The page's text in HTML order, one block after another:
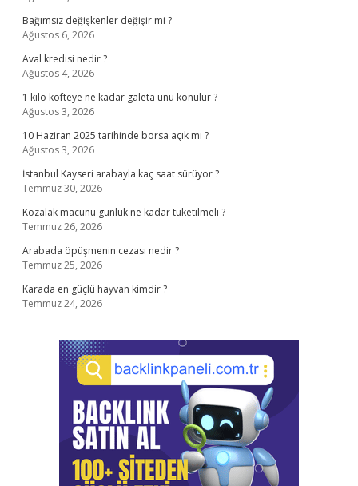
Bağımsız değişkenler değişir mi ?
Ağustos 6, 2026
Aval kredisi nedir ?
Ağustos 4, 2026
1 kilo köfteye ne kadar galeta unu konulur ?
Ağustos 3, 2026
10 Haziran 2025 tarihinde borsa açık mı ?
Ağustos 3, 2026
İstanbul Kayseri arabayla kaç saat sürüyor ?
Temmuz 30, 2026
Kozalak macunu günlük ne kadar tüketilmeli ?
Temmuz 26, 2026
Arabada öpüşmenin cezası nedir ?
Temmuz 25, 2026
Karada en güçlü hayvan kimdir ?
Temmuz 24, 2026